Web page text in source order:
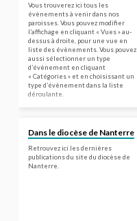
Vous trouverez ici tous les
évènements à venir dans nos
paroisses. Vous pouvez modifier
l’affichage en cliquant « Vues » au-
dessus à droite, pour une vue en
liste des évènements. Vous pouvez
aussi sélectionner un type
d’évènement en cliquant
« Catégories » et en choisissant un
type d’évènement dans la liste
déroulante.
Dans le diocèse de Nanterre
Retrouvez ici les dernières
publications du site du diocèse de
Nanterre.